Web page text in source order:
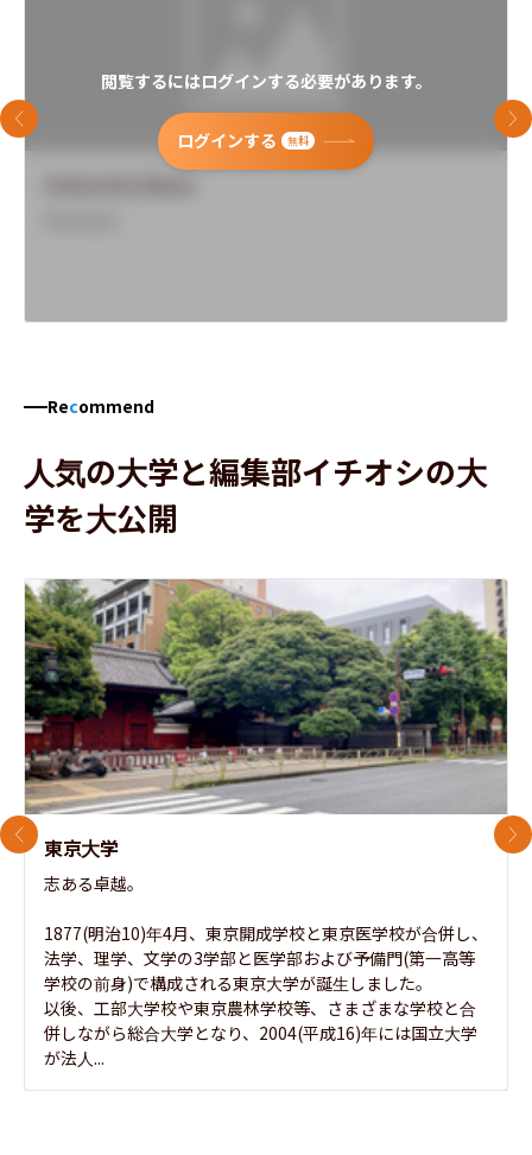
閲覧するにはログインする必要があります。
ログインする 無料
前のスライド 次
Recommend
人気の大学と編集部イチオシの大
学を大公開
東京大学
志ある卓越。
1877(明治10)年4月、東京開成学校と東京医学校が合併し、
法学、理学、文学の3学部と医学部および予備門(第一高等
学校の前身)で構成される東京大学が誕生しました。
以後、工部大学校や東京農林学校等、さまざまな学校と合
併しながら総合大学となり、2004(平成16)年には国立大学
が法人...
前のスライド 次